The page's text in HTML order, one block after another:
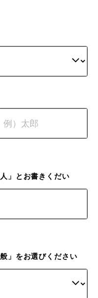
」とお書きくだい
」をお選びください